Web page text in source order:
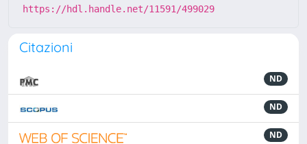
https://hdl.handle.net/11591/499029
Citazioni
ND
ND
ND